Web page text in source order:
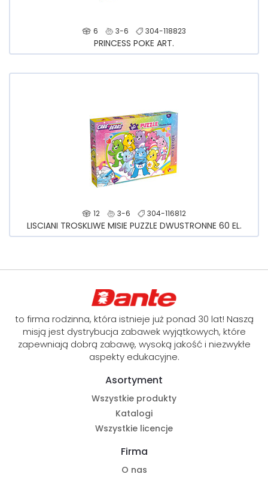
6 3-6 304-118823
PRINCESS POKE ART.
12 3-6 304-116812
LISCIANI TROSKLIWE MISIE PUZZLE DWUSTRONNE 60 EL.
to firma rodzinna, która istnieje już ponad 30 lat! Naszą
misją jest dystrybucja zabawek wyjątkowych, które
zapewniają dobrą zabawę, wysoką jakość i niezwykłe
aspekty edukacyjne.
Asortyment
Wszystkie produkty
Katalogi
Wszystkie licencje
Firma
O nas